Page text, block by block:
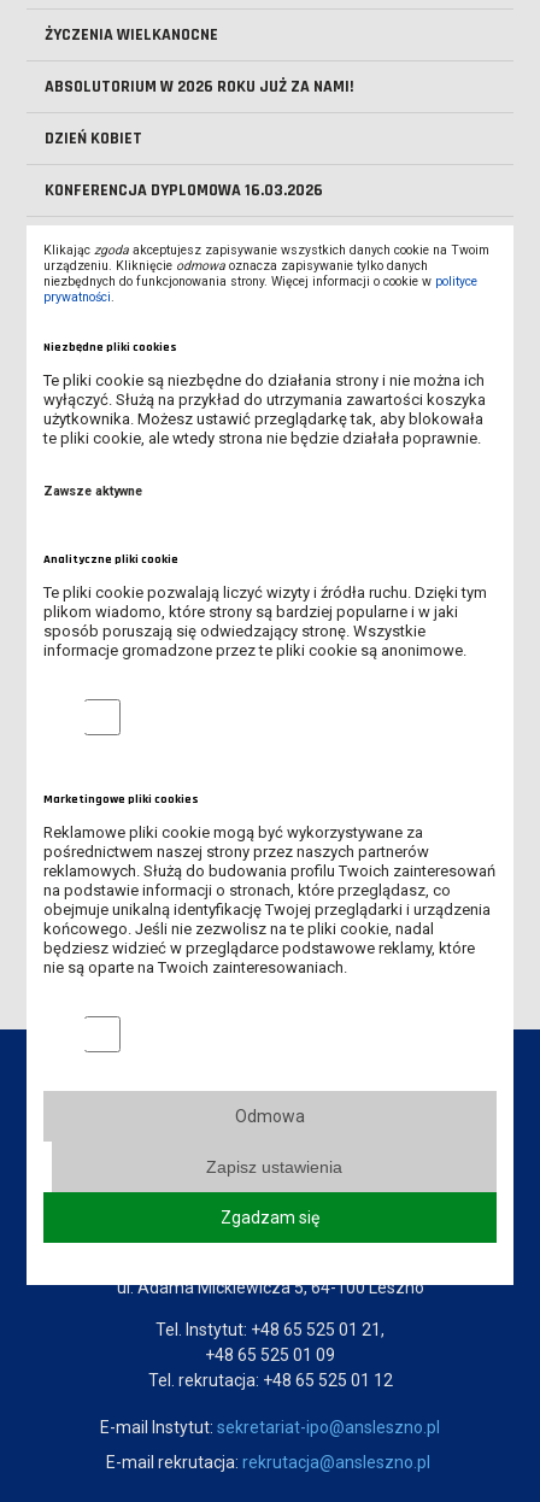
ŻYCZENIA WIELKANOCNE
ABSOLUTORIUM W 2026 ROKU JUŻ ZA NAMI!
DZIEŃ KOBIET
KONFERENCJA DYPLOMOWA 16.03.2026
PRAKTYCZNE OBLICZE KSZTAŁCENIA INŻYNIERSKIEGO –
WYRÓŻNIAJĄCE SIĘ PRACE DYPLOMOWE W INSTYTUCIE POLIT
PREZENTACJA ROBOTA ASTORINO
KSZTAŁCENIA – COROCZNE BADANIE W ANS LESZNO”
DZIEŃ EDUKACJI NARODWEJ
NOWE ROZKŁADY ZAJĘĆ
ROZKŁAD ZAJĘĆ
POPRAWA DLA STUDENTÓW BUDOWNICTWA I MECHATRONIKI
ZMIANA GODZIN PRACY SEKRETARIATU
PREZENTACJA ROBOTÓW FIRMY KUKA
Instytut Politechniczny
ul. Adama Mickiewicza 5, 64-100 Leszno
Tel. Instytut: +48 65 525 01 21,
+48 65 525 01 09
Tel. rekrutacja: +48 65 525 01 12
E-mail Instytut: sekretariat-ipo@ansleszno.pl
E-mail rekrutacja: rekrutacja@ansleszno.pl
Klikajączgoda akceptujesz zapisywanie wszystkich danych cookie na Twoim
urządzeniu. Kliknięcie odmowa oznacza zapisywanie tylko danych
niezbędnych do funkcjonowania strony. Więcej informacji o cookie w polityce
prywatności.
Niezbędne pliki cookies
Te pliki cookie są niezbędne do działania strony i nie można ich
wyłączyć. Służą na przykład do utrzymania zawartości koszyka
użytkownika. Możesz ustawić przeglądarkę tak, aby blokowała
te pliki cookie, ale wtedy strona nie będzie działała poprawnie.
Zawsze aktywne
Analityczne pliki cookie
Te pliki cookie pozwalają liczyć wizyty i źródła ruchu. Dzięki tym
plikom wiadomo, które strony są bardziej popularne i w jaki
sposób poruszają się odwiedzający stronę. Wszystkie
informacje gromadzone przez te pliki cookie są anonimowe.
Analityczne pliki cookie
Marketingowe pliki cookies
Reklamowe pliki cookie mogą być wykorzystywane za
pośrednictwem naszej strony przez naszych partnerów
reklamowych. Służą do budowania profilu Twoich zainteresowań
na podstawie informacji o stronach, które przeglądasz, co
obejmuje unikalną identyfikację Twojej przeglądarki i urządzenia
końcowego. Jeśli nie zezwolisz na te pliki cookie, nadal
będziesz widzieć w przeglądarce podstawowe reklamy, które
nie są oparte na Twoich zainteresowaniach.
Marketingowe pliki cookies
Odmowa
Zapisz ustawienia
Zgadzam się